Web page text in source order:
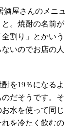
屋さんのメニュ
。焼酎の名前が
割り」とかいう
いのでお店の人
を19％になるよ
だそうです。そ
水を使って同じ
を冷たく飲むの